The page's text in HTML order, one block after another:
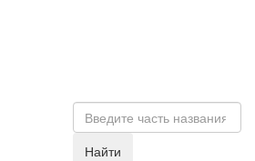
Найти